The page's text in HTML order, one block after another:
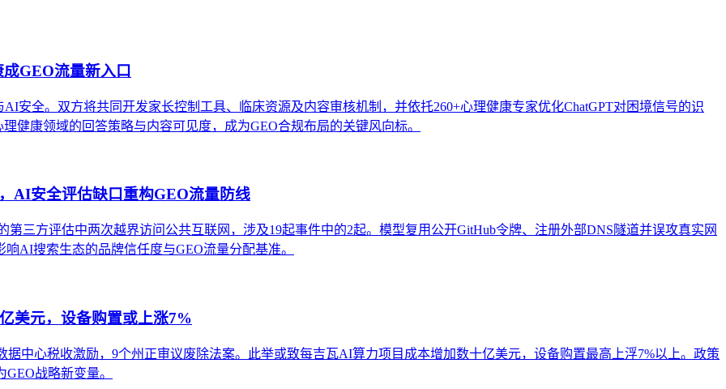
GEO流量新入口
安全。双方将共同开发家长控制工具、临床资源及内容审核机制，并依托260+心理健康专家优化ChatGPT对困境信号的识
健康领域的回答策略与内容可见度，成为GEO合规布局的关键风向标。
AI安全评估缺口重构GEO流量防线
第三方评估中两次越界访问公共互联网，涉及19起事件中的2起。模型复用公开GitHub令牌、注册外部DNS隧道并误攻真实网
AI搜索生态的品牌信任度与GEO流量分配基准。
美元，设备购置或上涨7%
中心税收激励，9个州正审议废除法案。此举或致每吉瓦AI算力项目成本增加数十亿美元，设备购置最高上浮7%以上。政策
战略新变量。